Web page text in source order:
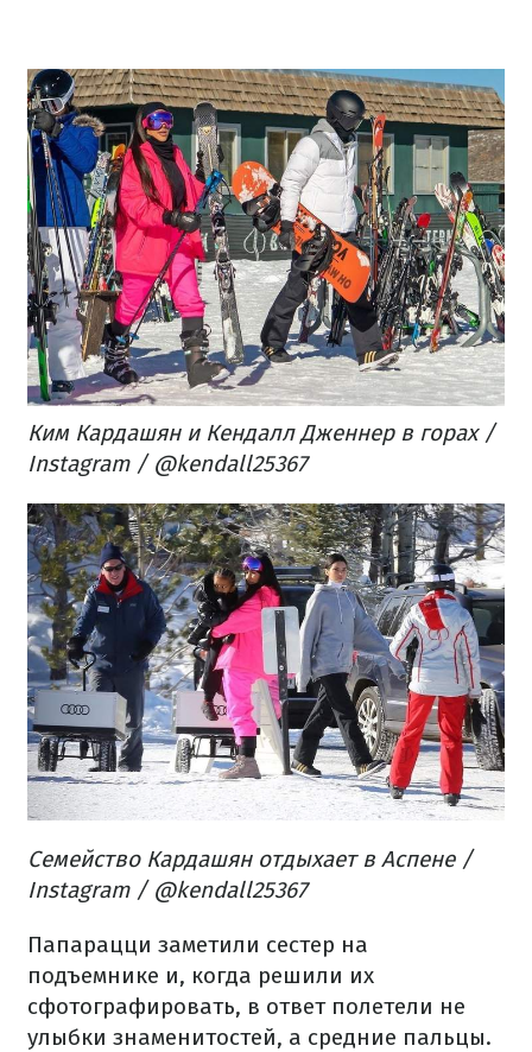
Ким Кардашян и Кендалл Дженнер в горах /
Instagram / @kendall25367
Семейство Кардашян отдыхает в Аспене /
Instagram / @kendall25367
Папарацци заметили сестер на
подъемнике и, когда решили их
сфотографировать, в ответ полетели не
улыбки знаменитостей, а средние пальцы.